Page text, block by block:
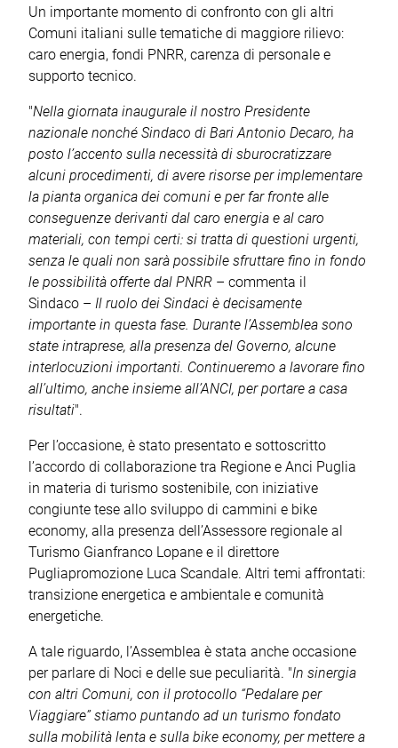
Un importante momento di confronto con gli altri
Comuni italiani sulle tematiche di maggiore rilievo:
caro energia, fondi PNRR, carenza di personale e
supporto tecnico.
"Nella giornata inaugurale il nostro Presidente
nazionale nonché Sindaco di Bari Antonio Decaro, ha
posto l’accento sulla necessità di sburocratizzare
alcuni procedimenti, di avere risorse per implementare
la pianta organica dei comuni e per far fronte alle
conseguenze derivanti dal caro energia e al caro
materiali, con tempi certi: si tratta di questioni urgenti,
senza le quali non sarà possibile sfruttare fino in fondo
le possibilità offerte dal PNRR – commenta il
Sindaco – Il ruolo dei Sindaci è decisamente
importante in questa fase. Durante l’Assemblea sono
state intraprese, alla presenza del Governo, alcune
interlocuzioni importanti. Continueremo a lavorare fino
all’ultimo, anche insieme all’ANCI, per portare a casa
risultati".
Per l’occasione, è stato presentato e sottoscritto
l’accordo di collaborazione tra Regione e Anci Puglia
in materia di turismo sostenibile, con iniziative
congiunte tese allo sviluppo di cammini e bike
economy, alla presenza dell’Assessore regionale al
Turismo Gianfranco Lopane e il direttore
Pugliapromozione Luca Scandale. Altri temi affrontati:
transizione energetica e ambientale e comunità
energetiche.
A tale riguardo, l’Assemblea è stata anche occasione
per parlare di Noci e delle sue peculiarità. "In sinergia
con altri Comuni, con il protocollo “Pedalare per
Viaggiare” stiamo puntando ad un turismo fondato
sulla mobilità lenta e sulla bike economy, per mettere a